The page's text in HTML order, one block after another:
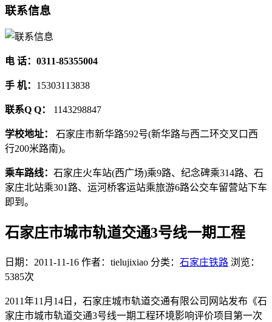
联系信息
电 话：0311-85355004
手 机： 15303113838
联系Q Q： 1143298847
学校地址： 石家庄市新华路592号(新华路与西二环交叉口西
行200米路南)。
乘车路线： 石家庄火车站(西广场)乘9路、纪念碑乘314路、石
家庄北站乘301路、运河桥客运站乘旅游6路公交车留营站下车
即到。
石家庄市城市轨道交通3号线一期工程
日期：2011-11-16 作者：tielujixiao 分类： 石家庄铁路 浏览：
5385次
2011年11月14日，石家庄城市轨道交通有限公司网站发布《石
家庄市城市轨道交通3号线一期工程环境影响评价项目第一次